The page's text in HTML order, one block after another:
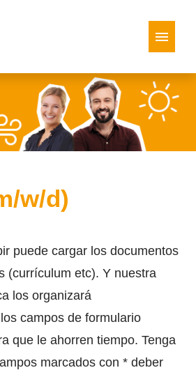
Italiano polaco
w/d)
puede cargar los documentos
(currículum etc). Y nuestra
los organizará
campos de formulario
que le ahorren tiempo. Tenga
marcados con * deber